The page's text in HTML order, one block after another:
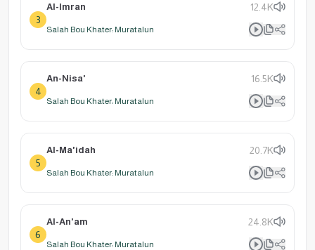
3
Al-Imran 12.4K
Salah Bou Khater: Muratalun
4
An-Nisa' 16.5K
Salah Bou Khater: Muratalun
5
Al-Ma'idah 20.7K
Salah Bou Khater: Muratalun
6
Al-An'am 24.8K
Salah Bou Khater: Muratalun